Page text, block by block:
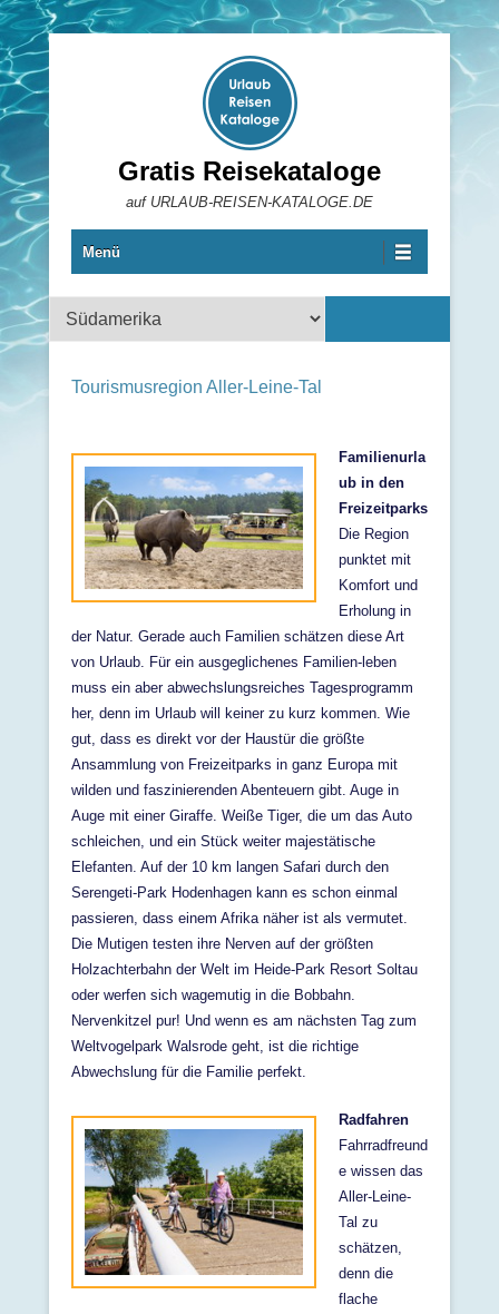
Gratis Reisekataloge
auf URLAUB-REISEN-KATALOGE.DE
Menü
Reisekataloge
Tourismusregion Aller-Leine-Tal
Familienurla
ub in den
Freizeitparks
Die Region
punktet mit
Komfort und
Erholung in
der Natur. Gerade auch Familien schätzen diese Art
von Urlaub. Für ein ausgeglichenes Familien-leben
muss ein aber abwechslungsreiches Tagesprogramm
her, denn im Urlaub will keiner zu kurz kommen. Wie
gut, dass es direkt vor der Haustür die größte
Ansammlung von Freizeitparks in ganz Europa mit
wilden und faszinierenden Abenteuern gibt. Auge in
Auge mit einer Giraffe. Weiße Tiger, die um das Auto
schleichen, und ein Stück weiter majestätische
Elefanten. Auf der 10 km langen Safari durch den
Serengeti-Park Hodenhagen kann es schon einmal
passieren, dass einem Afrika näher ist als vermutet.
Die Mutigen testen ihre Nerven auf der größten
Holzachterbahn der Welt im Heide-Park Resort Soltau
oder werfen sich wagemutig in die Bobbahn.
Nervenkitzel pur! Und wenn es am nächsten Tag zum
Weltvogelpark Walsrode geht, ist die richtige
Abwechslung für die Familie perfekt.
Radfahren
Fahrradfreund
e wissen das
Aller-Leine-
Tal zu
schätzen,
denn die
flache